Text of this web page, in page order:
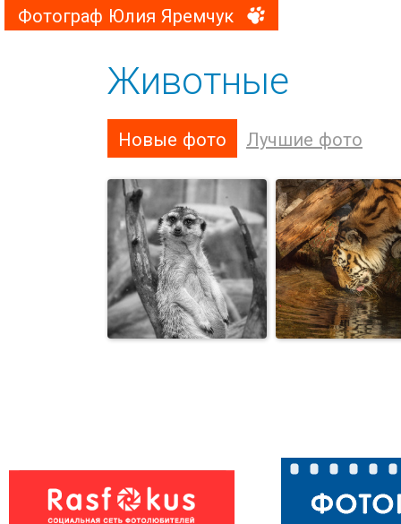
Фотограф Юлия Яремчук
Животные
Новые фото Лучшие фото
Сурикат Тигр